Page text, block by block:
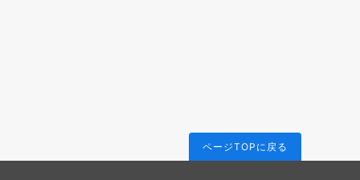
ページTOPに戻る